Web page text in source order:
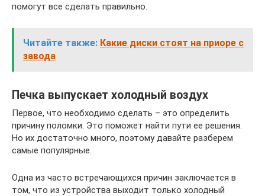
помогут все сделать правильно.
Читайте также: Какие диски стоят на приоре с
завода
Печка выпускает холодный воздух
Первое, что необходимо сделать – это определить
причину поломки. Это поможет найти пути ее решения.
Но их достаточно много, поэтому давайте разберем
самые популярные.
Одна из часто встречающихся причин заключается в
том, что из устройства выходит только холодный